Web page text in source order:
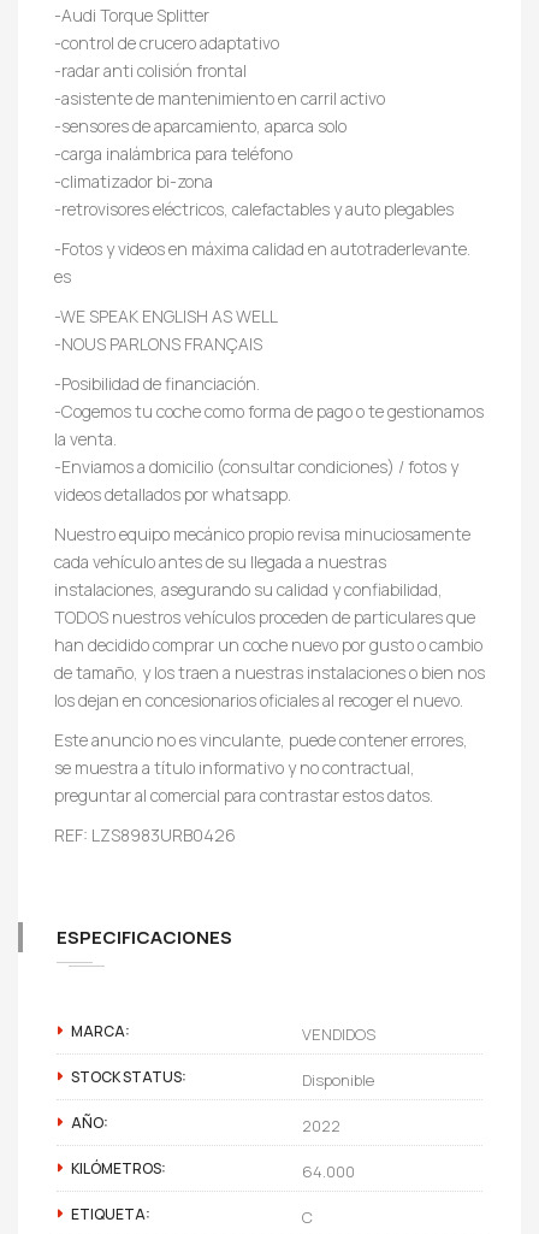
-Audi Torque Splitter
-control de crucero adaptativo
-radar anti colisión frontal
-asistente de mantenimiento en carril activo
-sensores de aparcamiento, aparca solo
-carga inalámbrica para teléfono
-climatizador bi-zona
-retrovisores eléctricos, calefactables y auto plegables
-Fotos y videos en máxima calidad en autotraderlevante.
es
-WE SPEAK ENGLISH AS WELL
-NOUS PARLONS FRANÇAIS
-Posibilidad de financiación.
-Cogemos tu coche como forma de pago o te gestionamos
la venta.
-Enviamos a domicilio (consultar condiciones) / fotos y
videos detallados por whatsapp.
Nuestro equipo mecánico propio revisa minuciosamente
cada vehículo antes de su llegada a nuestras
instalaciones, asegurando su calidad y confiabilidad,
TODOS nuestros vehículos proceden de particulares que
han decidido comprar un coche nuevo por gusto o cambio
de tamaño, y los traen a nuestras instalaciones o bien nos
los dejan en concesionarios oficiales al recoger el nuevo.
Este anuncio no es vinculante, puede contener errores,
se muestra a título informativo y no contractual,
preguntar al comercial para contrastar estos datos.
REF: LZS8983URB0426
ESPECIFICACIONES
MARCA: VENDIDOS
STOCK STATUS: Disponible
AÑO: 2022
KILÓMETROS: 64.000
ETIQUETA: C